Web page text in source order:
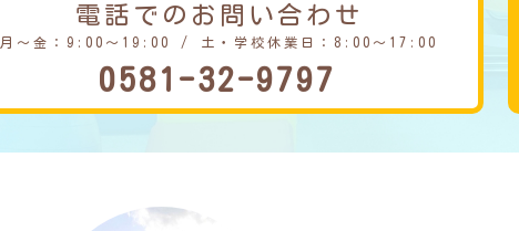
電話でのお問い合わせ
月～金：9:00～19:00 / 土・学校休業日：8:00～17:00
0581-32-9797